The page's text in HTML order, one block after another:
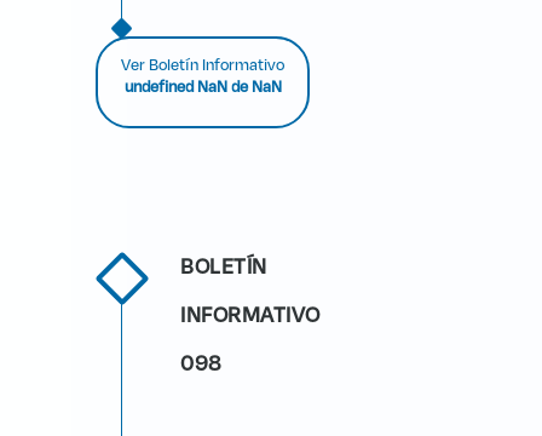
Ver Boletín Informativo
undefined NaN de NaN
BOLETÍN
INFORMATIVO
098